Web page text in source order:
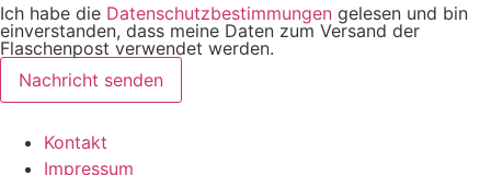
Ich habe die Datenschutzbestimmungen gelesen und bin
einverstanden, dass meine Daten zum Versand der
Flaschenpost verwendet werden.
Nachricht senden
Kontakt
Impressum